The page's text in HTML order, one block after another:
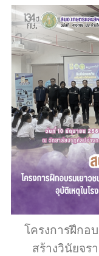
โครงการฝึกอ
สร้างวินัยจร